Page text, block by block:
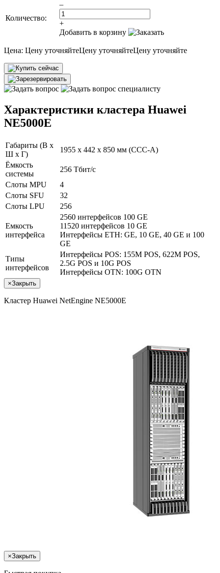
Количество:
–
+
Добавить в корзину
Цена: Цену уточняйтеЦену уточняйтеЦену уточняйте
Характеристики кластера Huawei
NE5000E
Габариты (В x
Ш x Г)
1955 x 442 x 850 мм (CCC-A)
Ёмкость
системы
256 Тбит/с
Слоты MPU
4
Слоты SFU
32
Слоты LPU
256
Емкость
интерфейса
2560 интерфейсов 100 GE
11520 интерфейсов 10 GE
Интерфейсы ETH: GE, 10 GE, 40 GE и 100
GE
Типы
интерфейсов
Интерфейсы POS: 155M POS, 622M POS,
2.5G POS и 10G POS
Интерфейсы OTN: 100G OTN
×Закрыть
Кластер Huawei NetEngine NE5000E
×Закрыть